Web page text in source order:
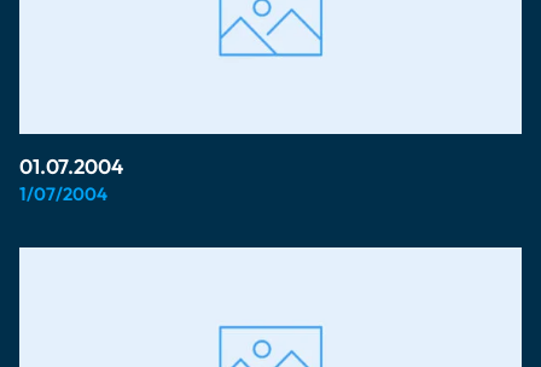
01.07.2004
1/07/2004